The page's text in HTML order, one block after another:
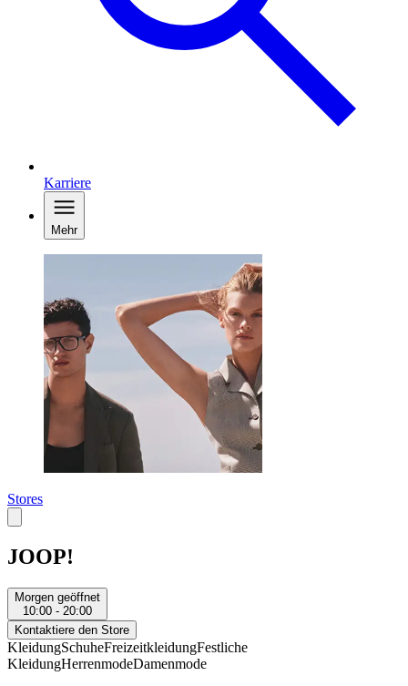
Karriere
Mehr
Stores
JOOP!
Morgen geöffnet
10:00 - 20:00
Kontaktiere den Store
KleidungSchuheFreizeitkleidungFestliche
KleidungHerrenmodeDamenmode